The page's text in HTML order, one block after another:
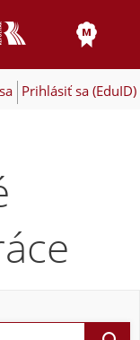
Prihlásiť sa (EduID)